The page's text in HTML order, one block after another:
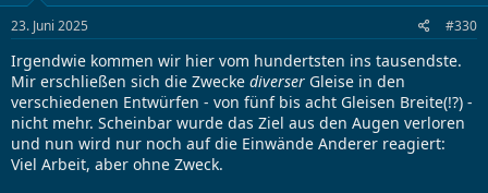
23. Juni 2025 #330
Irgendwie kommen wir hier vom hundertsten ins tausendste.
Mir erschließen sich die Zwecke diverser Gleise in den
verschiedenen Entwürfen - von fünf bis acht Gleisen Breite(!?) -
nicht mehr. Scheinbar wurde das Ziel aus den Augen verloren
und nun wird nur noch auf die Einwände Anderer reagiert:
Viel Arbeit, aber ohne Zweck.